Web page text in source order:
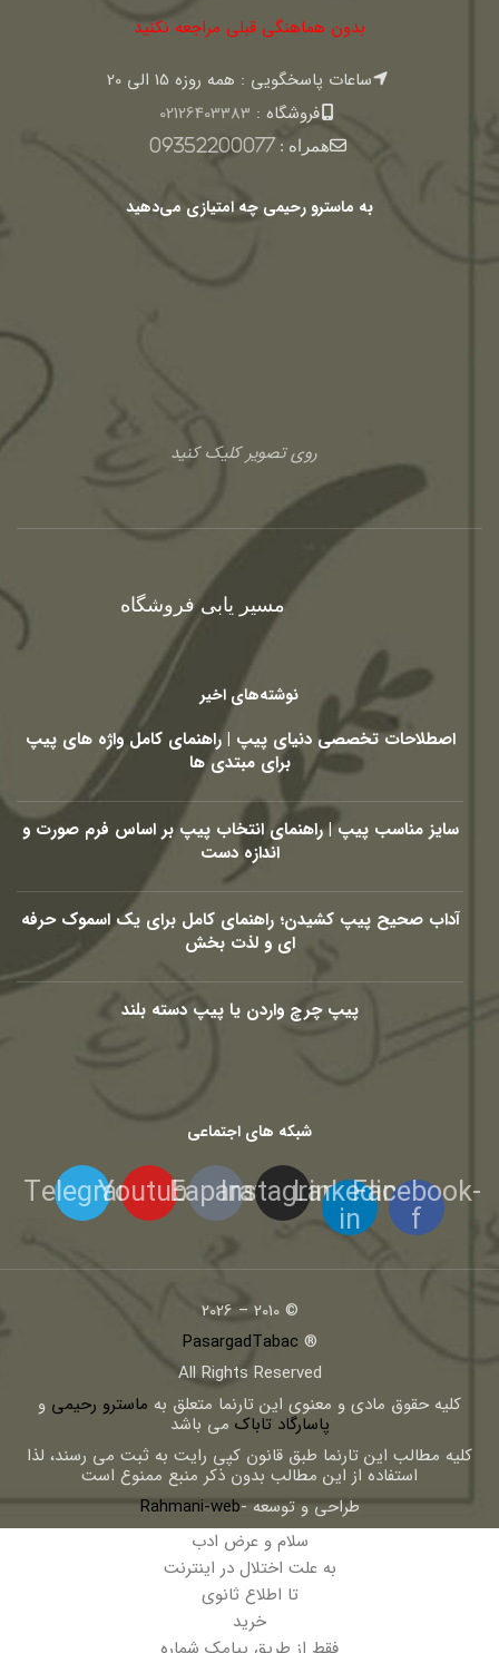
بدون هماهنگی قبلی مراجعه نکنید
ساعات پاسخگویی : همه روزه 15 الی 20
فروشگاه : 02126403383
همراه :09352200077
به ماسترو رحیمی چه امتیازی می‌دهید
روی تصویر کلیک کنید
مسیر یابی فروشگاه
نوشته‌های اخیر
اصطلاحات تخصصی دنیای پیپ | راهنمای کامل واژه های پیپ
برای مبتدی ها
سایز مناسب پیپ | راهنمای انتخاب پیپ بر اساس فرم صورت و
اندازه دست
آداب صحیح پیپ کشیدن؛ راهنمای کامل برای یک اسموک حرفه
ای و لذت بخش
پیپ چرچ واردن یا پیپ دسته بلند
شبکه های اجتماعی
Facebook-
f
Linkedin-
in
Instagram
Eaparat
Youtube
Telegram
© 2010 – 2026
®
PasargadTabac
All Rights Reserved
كليه حقوق مادی و معنوی اين تارنما متعلق به ماسترو رحیمی و
پاسارگاد تاباک می باشد
کلیه مطالب این تارنما طبق قانون کپی رایت به ثبت می رسند، لذا
استفاده از این مطالب بدون ذکر منبع ممنوع است
طراحی و توسعه -Rahmani-web
سلام و عرض ادب
به علت اختلال در اینترنت
تا اطلاع ثانوی
خرید